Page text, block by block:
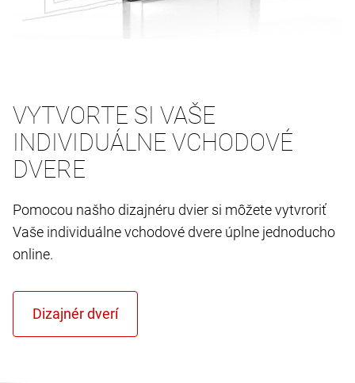
VYTVORTE SI VAŠE
INDIVIDUÁLNE VCHODOVÉ
DVERE
Pomocou našho dizajnéru dvier si môžete vytvroriť
Vaše individuálne vchodové dvere úplne jednoducho
online.